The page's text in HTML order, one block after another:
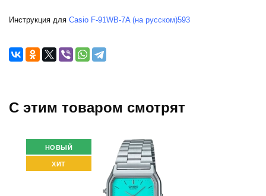
Инструкция для Casio F-91WB-7A (на русском)593
C этим товаром смотрят
НОВЫЙ
ХИТ